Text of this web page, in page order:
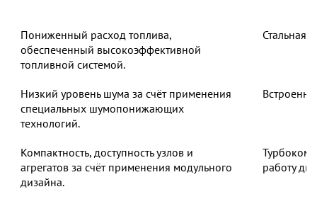
Пониженный расход топлива,
обеспеченный высокоэффективной
топливной системой.
Стальная
Низкий уровень шума за счёт применения
специальных шумопонижающих
технологий.
Компактность, доступность узлов и
агрегатов за счёт применения модульного
дизайна.
работу